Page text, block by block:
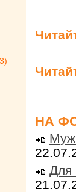
НА
Муж
Для